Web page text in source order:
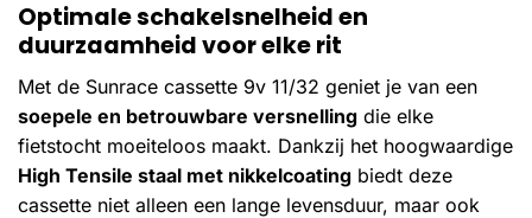
Optimale schakelsnelheid en
duurzaamheid voor elke rit
Met de Sunrace cassette 9v 11/32 geniet je van een
soepele en betrouwbare versnelling die elke
fietstocht moeiteloos maakt. Dankzij het hoogwaardige
High Tensile staal met nikkelcoating biedt deze
cassette niet alleen een lange levensduur, maar ook